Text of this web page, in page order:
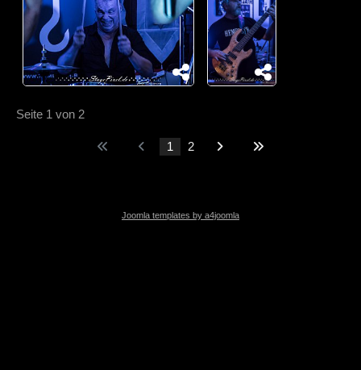
Seite 1 von 2
1 2
Joomla templates by a4joomla